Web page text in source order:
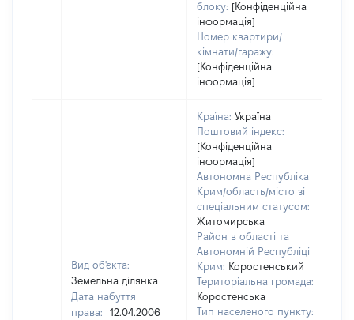
блоку: [Конфіденційна
інформація]
Номер квартири/
кімнати/гаражу:
[Конфіденційна
інформація]
Вид об'єкта:
Земельна ділянка
Дата набуття
права:
12.04.2006
Країна: Україна
Поштовий індекс:
[Конфіденційна
інформація]
Автономна Республіка
Крим/область/місто зі
спеціальним статусом:
Житомирська
Район в області та
Автономній Республіці
Крим: Коростенський
Територіальна громада:
Коростенська
Тип населеного пункту: